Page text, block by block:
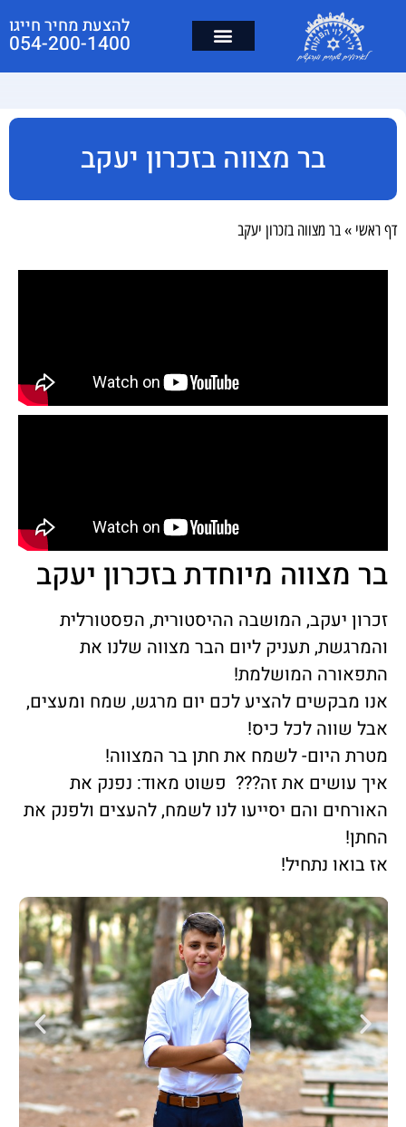
להצעת מחיר חייגו
054-200-1400
בר מצווה בזכרון יעקב
דף ראשי »בר מצווה בזכרון יעקב
בר מצווה מיוחדת בזכרון יעקב
זכרון יעקב, המושבה ההיסטורית, הפסטורלית
והמרגשת, תעניק ליום הבר מצווה שלנו את
התפאורה המושלמת!
אנו מבקשים להציע לכם יום מרגש, שמח ומעצים,
אבל שווה לכל כיס!
מטרת היום- לשמח את חתן בר המצווה!
איך עושים את זה??? פשוט מאוד: נפנק את
האורחים והם יסייעו לנו לשמח, להעצים ולפנק את
החתן!
אז בואו נתחיל!